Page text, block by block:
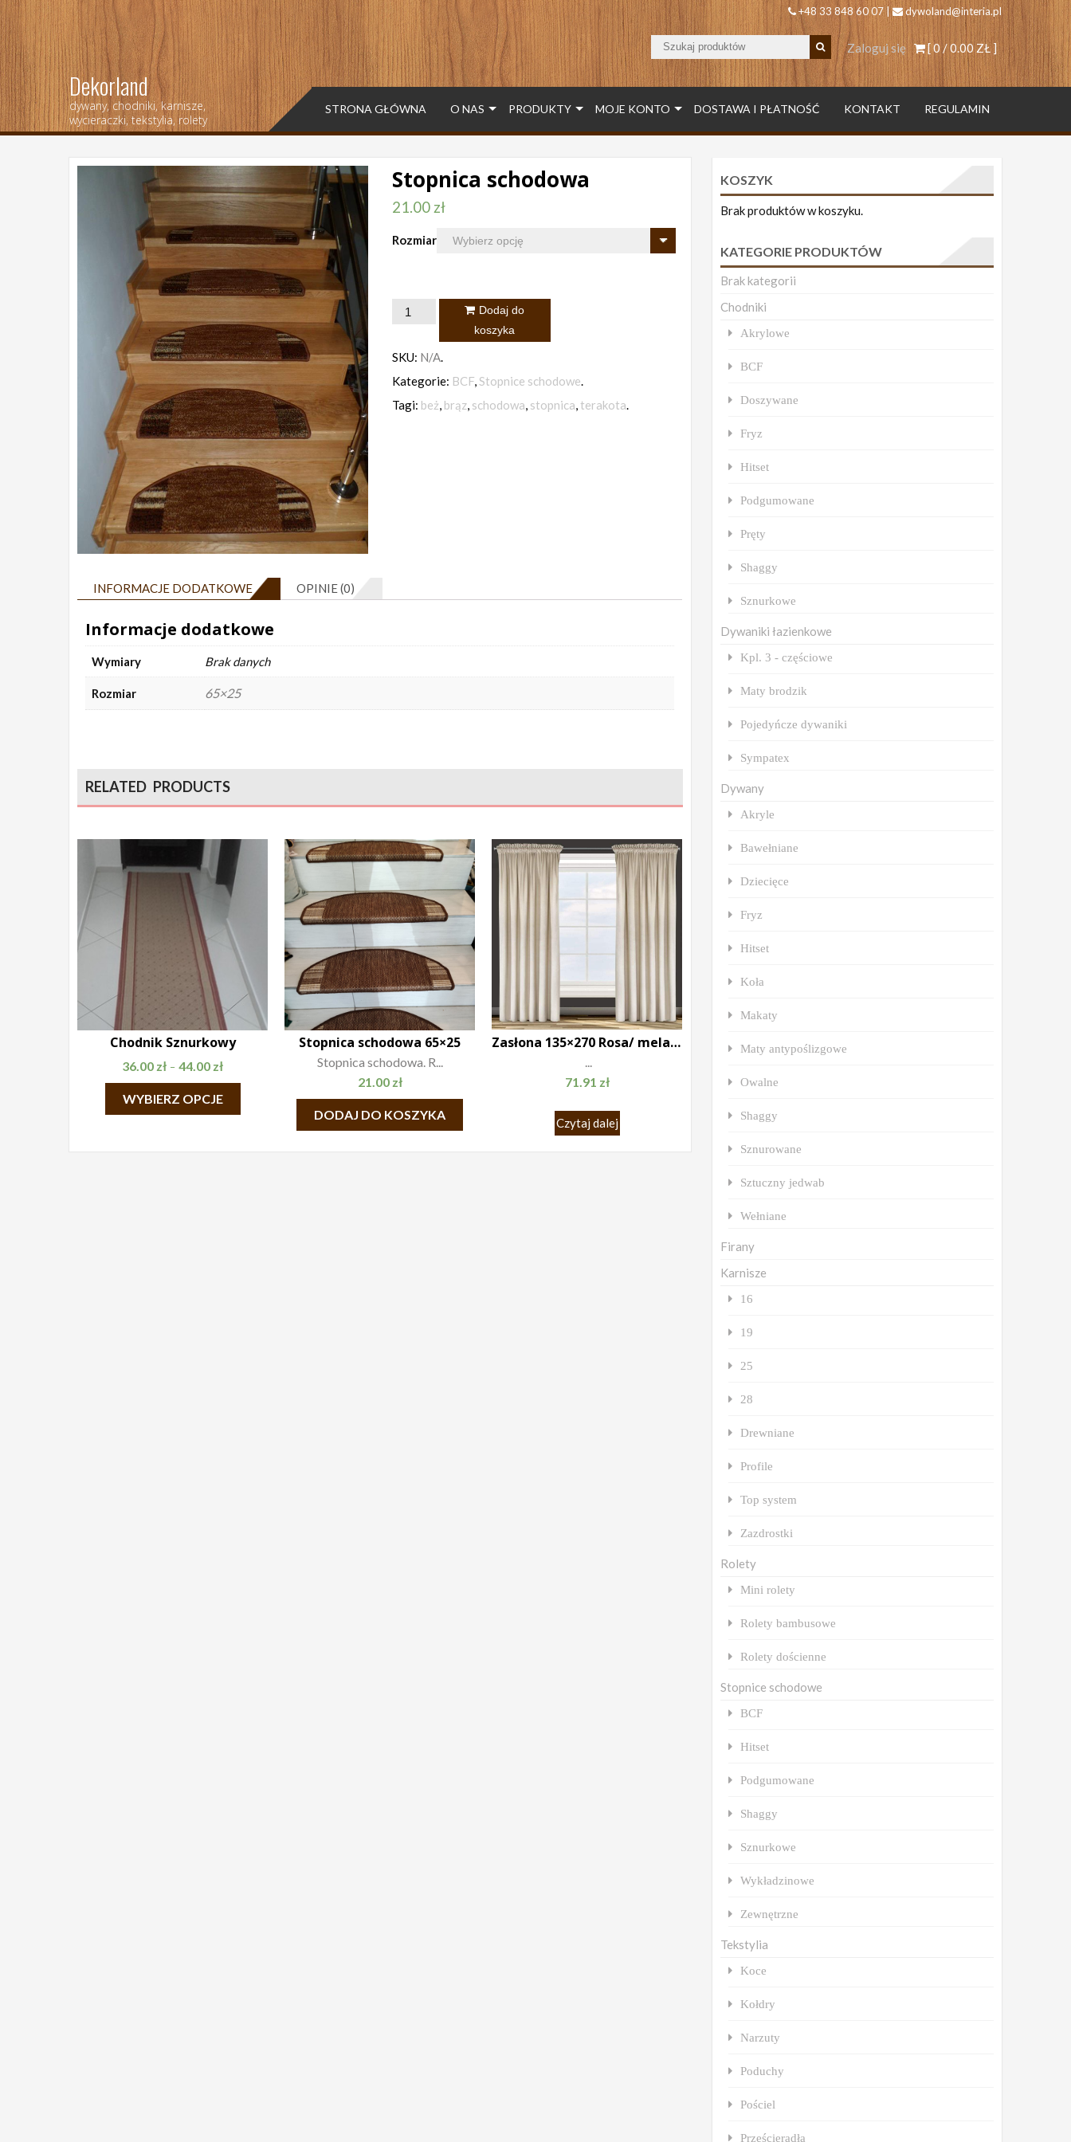
+48 33 848 60 07 | dywoland@interia.pl
[ 0 /0.00 ZŁ]
Zaloguj się
Dekorland
dywany, chodniki, karnisze,
wycieraczki, tekstylia, rolety
STRONA GŁÓWNA O NAS PRODUKTY MOJE KONTO DOSTAWA I PŁATNOŚĆ KONTAKT REGULAMIN
Stopnica schodowa
21.00 zł
Rozmiar
ilość
schodowa
Dodaj do
koszyka
SKU: N/A.
Kategorie: BCF,Stopnice schodowe.
Tagi: beż, brąz, schodowa, stopnica,terakota.
INFORMACJE DODATKOWE OPINIE (0)
Informacje dodatkowe
Wymiary Brak danych
Rozmiar 65×25
RELATED PRODUCTS
Chodnik Sznurkowy
36.00 zł – 44.00 zł
WYBIERZ OPCJE
Stopnica schodowa 65×25
Stopnica schodowa. R...
21.00 zł
DODAJ DO KOSZYKA
Zasłona 135×270 Rosa/ melanie
...
71.91 zł
Czytaj dalej
KOSZYK
Brak produktów w koszyku.
KATEGORIE PRODUKTÓW
Brak kategorii
Chodniki
Akrylowe
BCF
Doszywane
Fryz
Hitset
Podgumowane
Pręty
Shaggy
Sznurkowe
Dywaniki łazienkowe
Kpl. 3 - częściowe
Maty brodzik
Pojedyńcze dywaniki
Sympatex
Dywany
Akryle
Bawełniane
Dziecięce
Fryz
Hitset
Koła
Makaty
Maty antypoślizgowe
Owalne
Shaggy
Sznurowane
Sztuczny jedwab
Wełniane
Firany
Karnisze
16
19
25
28
Drewniane
Profile
Top system
Zazdrostki
Rolety
Mini rolety
Rolety bambusowe
Rolety dościenne
Stopnice schodowe
BCF
Hitset
Podgumowane
Shaggy
Sznurkowe
Wykładzinowe
Zewnętrzne
Tekstylia
Koce
Kołdry
Narzuty
Poduchy
Pościel
Prześcieradła